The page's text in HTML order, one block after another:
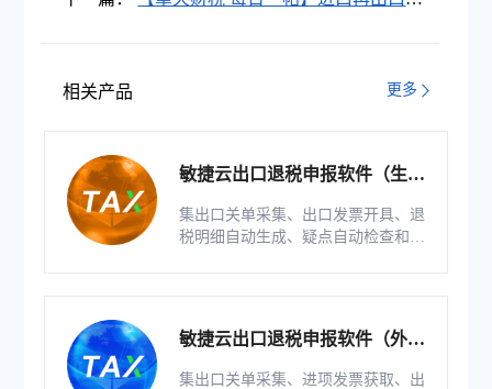
相关产品 更多
敏捷云出口退税申报软件（生产
集出口关单采集、出口发票开具、退
税明细自动生成、疑点自动检查和调
敏捷云出口退税申报软件（外贸
集出口关单采集、进项发票获取、出